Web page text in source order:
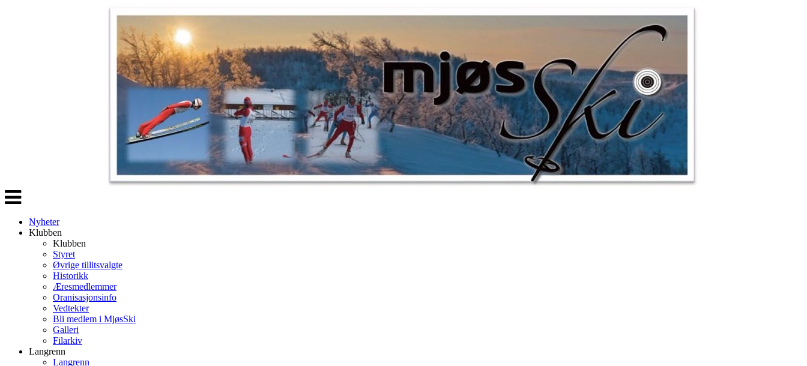
Veksle
navigasjon
Nyheter
Klubben
Klubben
Styret
Øvrige tillitsvalgte
Historikk
Æresmedlemmer
Oranisasjonsinfo
Vedtekter
Bli medlem i MjøsSki
Galleri
Filarkiv
Langrenn
Langrenn